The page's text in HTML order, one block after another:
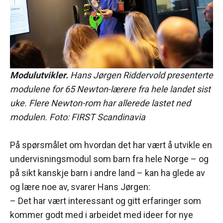
Modulutvikler. Hans Jørgen Riddervold presenterte
modulene for 65 Newton-lærere fra hele landet sist
uke. Flere Newton-rom har allerede lastet ned
modulen. Foto: FIRST Scandinavia
På spørsmålet om hvordan det har vært å utvikle en
undervisningsmodul som barn fra hele Norge – og
på sikt kanskje barn i andre land – kan ha glede av
og lære noe av, svarer Hans Jørgen:
– Det har vært interessant og gitt erfaringer som
kommer godt med i arbeidet med ideer for nye